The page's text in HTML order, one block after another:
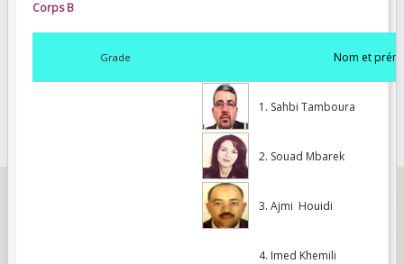
Corps B
Grade Nom et
1. Sahbi Tamboura
2. Souad Mbarek
3. Ajmi Houidi
4. Imed Khemili